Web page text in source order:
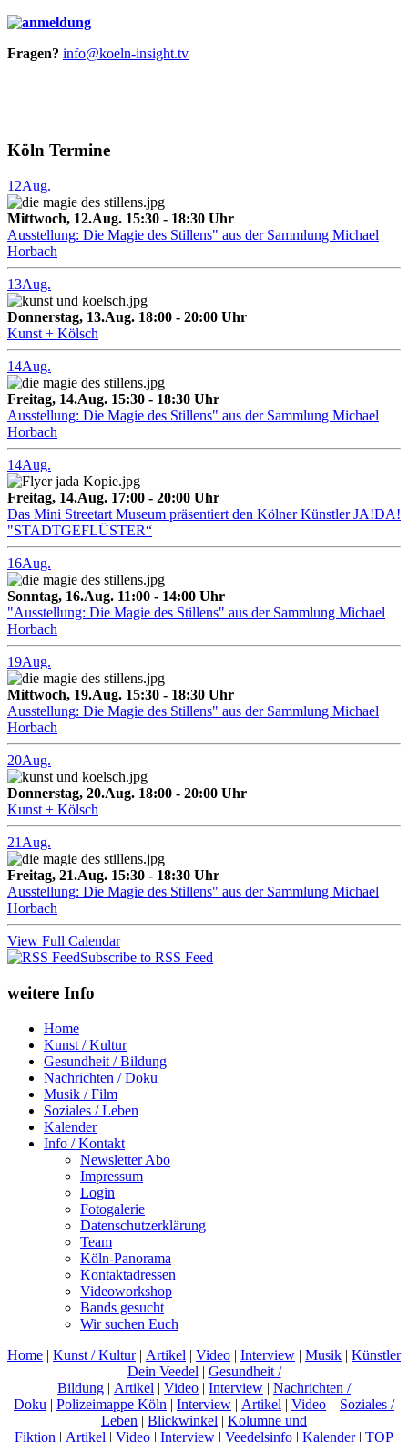
Fragen? info@koeln-insight.tv
Köln Termine
12Aug.
Mittwoch, 12.Aug. 15:30 - 18:30 Uhr
Ausstellung: Die Magie des Stillens" aus der Sammlung Michael
Horbach
13Aug.
Donnerstag, 13.Aug. 18:00 - 20:00 Uhr
Kunst + Kölsch
14Aug.
Freitag, 14.Aug. 15:30 - 18:30 Uhr
Ausstellung: Die Magie des Stillens" aus der Sammlung Michael
Horbach
14Aug.
Freitag, 14.Aug. 17:00 - 20:00 Uhr
Das Mini Streetart Museum präsentiert den Kölner Künstler JA!DA!
"STADTGEFLÜSTER“
16Aug.
Sonntag, 16.Aug. 11:00 - 14:00 Uhr
"Ausstellung: Die Magie des Stillens" aus der Sammlung Michael
Horbach
19Aug.
Mittwoch, 19.Aug. 15:30 - 18:30 Uhr
Ausstellung: Die Magie des Stillens" aus der Sammlung Michael
Horbach
20Aug.
Donnerstag, 20.Aug. 18:00 - 20:00 Uhr
Kunst + Kölsch
21 Aug.
Freitag, 21.Aug. 15:30 - 18:30 Uhr
Ausstellung: Die Magie des Stillens" aus der Sammlung Michael
Horbach
View Full Calendar
Subscribe to RSS Feed
weitere Info
Home
Kunst / Kultur
Gesundheit / Bildung
Nachrichten / Doku
Musik / Film
Soziales / Leben
Kalender
Info / Kontakt
Newsletter Abo
Impressum
Login
Fotogalerie
Datenschutzerklärung
Team
Köln-Panorama
Kontaktadressen
Videoworkshop
Bands gesucht
Wir suchen Euch
Home | Kunst / Kultur| Artikel | Video | Interview | Musik | Künstler
Dein Veedel | Gesundheit /
Bildung | Artikel | Video | Interview | Nachrichten /
Doku | Polizeimappe Köln | Interview | Artikel | Video | Soziales /
Leben | Blickwinkel | Kolumne und
Fiktion | Artikel | Video | Interview | Veedelsinfo | Kalender| TOP